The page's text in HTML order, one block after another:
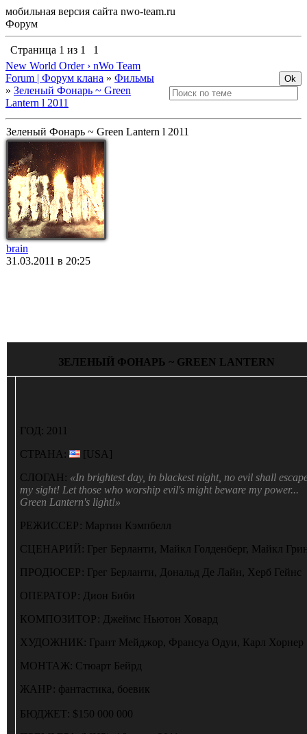
мобильная версия сайта nwo-team.ru
Форум
Страница 1 из 1
1
New World Order › nWo Team
Forum | Форум клана » Фильмы
» Зеленый Фонарь ~ Green
Lantern l 2011
Зеленый Фонарь ~ Green Lantern l 2011
brain
31.03.2011 в 20:25
ЗЕЛЕНЫЙ ФОНАРЬ ~ GREEN LANTERN
ГОД: 2011
СТРАНА:
[USA]
СЛОГАН: «In brightest day, in blackest night, no evil shall
my sight! Let those who worship evil's might beware my power...
Green Lantern's light!»
РЕЖИССЕР: Мартин Кэмпбелл
СЦЕНАРИЙ: Грег Берланти, Майкл Голденберг, Майкл
ПРОДЮСЕР: Грег Берланти, Дональд Де Лайн, Херб Гейнс
ОПЕРАТОР: Дион Биби
КОМПОЗИТОР: Джеймс Ньютон Ховард
ХУДОЖНИК: Грант Мейджор, Франсуа Одуи, Карл Хорнер
МОНТАЖ: Стюарт Бейрд
ЖАНР: фантастика, боевик
БЮДЖЕТ: $150 000 000